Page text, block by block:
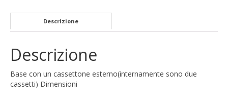
Descrizione
Descrizione
Base con un cassettone esterno(internamente sono due
cassetti) Dimensioni